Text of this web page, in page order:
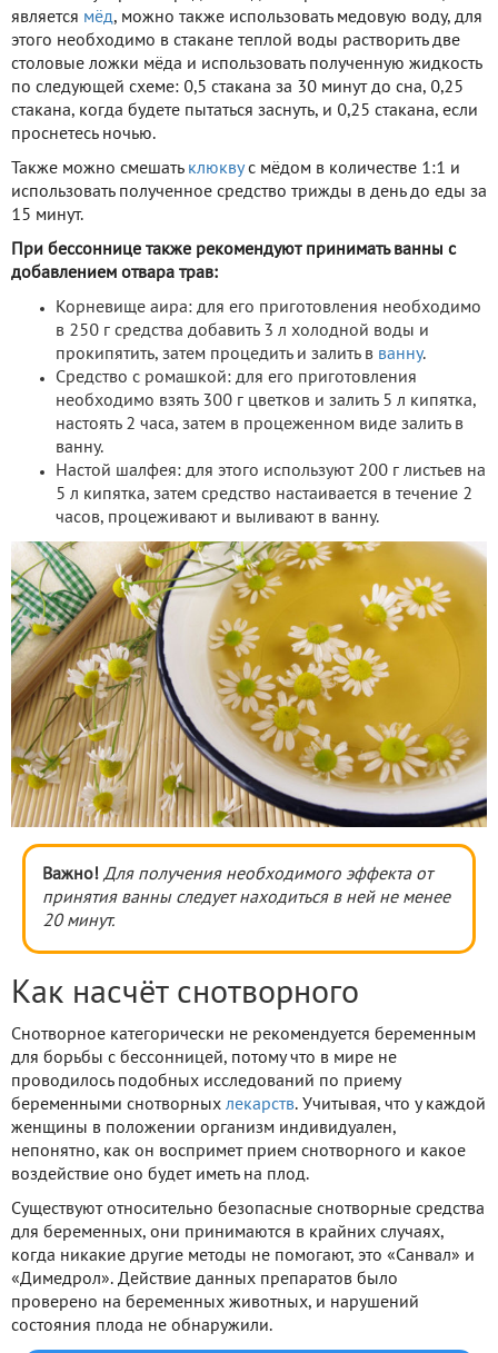
является мёд, можно также использовать медовую воду, для
этого необходимо в стакане теплой воды растворить две
столовые ложки мёда и использовать полученную жидкость
по следующей схеме: 0,5 стакана за 30 минут до сна, 0,25
стакана, когда будете пытаться заснуть, и 0,25 стакана, если
проснетесь ночью.
Также можно смешать клюквус мёдом в количестве 1:1 и
использовать полученное средство трижды в день до еды за
15 минут.
При бессоннице также рекомендуют принимать ванны с
добавлением отвара трав:
Корневище аира: для его приготовления необходимо
в 250 г средства добавить 3 л холодной воды и
прокипятить, затем процедить и залить в ванну.
Средство с ромашкой: для его приготовления
необходимо взять 300 г цветков и залить 5 л кипятка,
настоять 2 часа, затем в процеженном виде залить в
ванну.
Настой шалфея: для этого используют 200 г листьев на
5 л кипятка, затем средство настаивается в течение 2
часов, процеживают и выливают в ванну.
Важно! Для получения необходимого эффекта от
принятия ванны следует находиться в ней не менее
20 минут.
Как насчёт снотворного
Снотворное категорически не рекомендуется беременным
для борьбы с бессонницей, потому что в мире не
проводилось подобных исследований по приему
беременными снотворных лекарств. Учитывая, что у каждой
женщины в положении организм индивидуален,
непонятно, как он воспримет прием снотворного и какое
воздействие оно будет иметь на плод.
Существуют относительно безопасные снотворные средства
для беременных, они принимаются в крайних случаях,
когда никакие другие методы не помогают, это «Санвал» и
«Димедрол». Действие данных препаратов было
проверено на беременных животных, и нарушений
состояния плода не обнаружили.